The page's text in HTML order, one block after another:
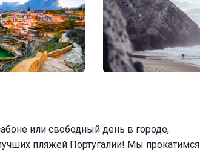
или свободный день в городе,
пляжей Португалии! Мы прокатимся